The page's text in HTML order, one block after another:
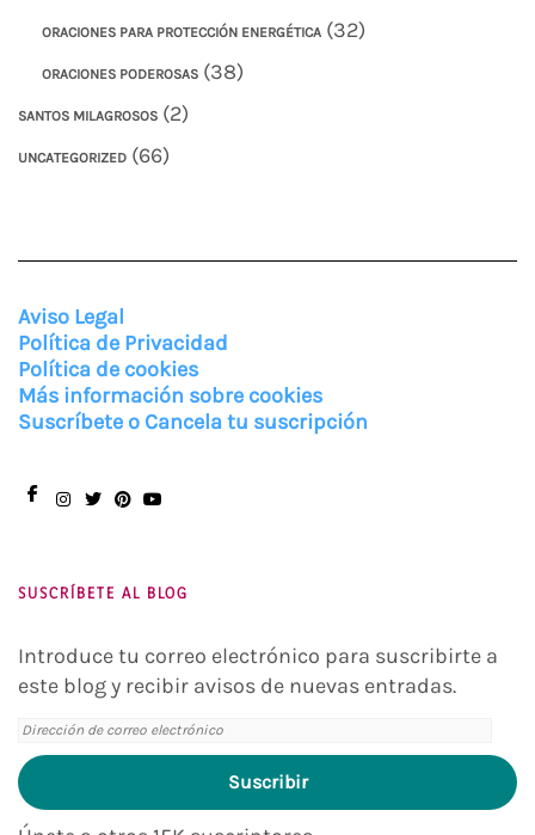
ORACIONES PARA PROTECCIÓN ENERGÉTICA (32)
ORACIONES PODEROSAS (38)
SANTOS MILAGROSOS (2)
UNCATEGORIZED (66)
Aviso Legal
Política de Privacidad
Política de cookies
Más información sobre cookies
Suscríbete o Cancela tu suscripción
SUSCRÍBETE AL BLOG
Introduce tu correo electrónico para suscribirte a
este blog y recibir avisos de nuevas entradas.
Dirección
de
correo
electrónico
Suscribir